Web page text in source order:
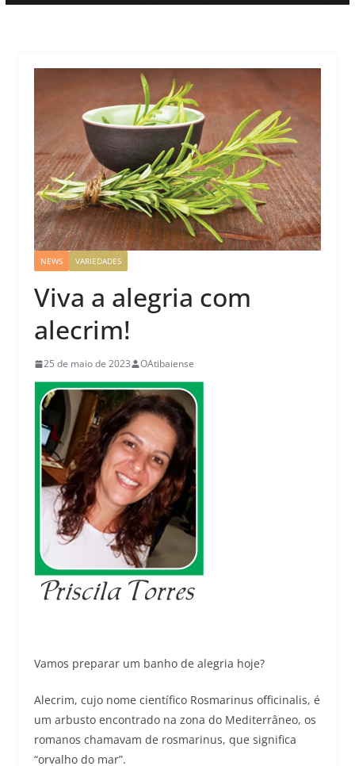
NEWS VARIEDADES
Viva a alegria com
alecrim!
25 de maio de 2023 OAtibaiense
Vamos preparar um banho de alegria hoje?
Alecrim, cujo nome científico Rosmarinus officinalis, é
um arbusto encontrado na zona do Mediterrâneo, os
romanos chamavam de rosmarinus, que significa
“orvalho do mar”.